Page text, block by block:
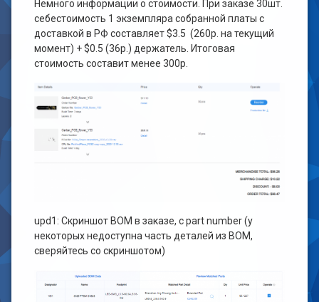
Немного информации о стоимости. При заказе 30шт.
себестоимость 1 экземпляра собранной платы с
доставкой в РФ составляет $3.5 (260р. на текущий
момент) + $0.5 (36р.) держатель. Итоговая
стоимость составит менее 300р.
upd1: Скриншот ВОМ в заказе, с part number (у
некоторых недоступна часть деталей из ВОМ,
сверяйтесь со скриншотом)